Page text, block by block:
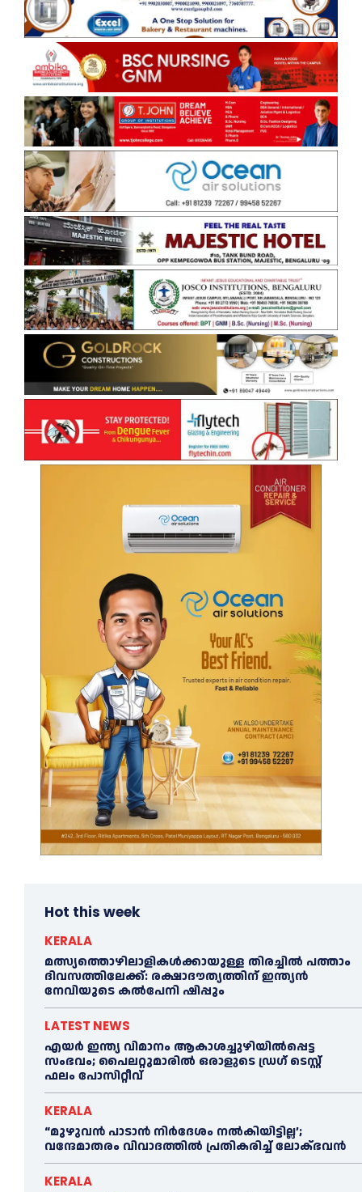
Hot this week
KERALA
മത്സ്യത്തൊഴിലാളികള്‍ക്കായുള്ള തിരച്ചില്‍ പത്താം
ദിവസത്തിലേക്ക്: രക്ഷാദൗത്യത്തിന് ഇന്ത്യൻ
നേവിയുടെ കല്‍പേനി ഷിപ്പും
LATEST NEWS
എയര്‍ ഇന്ത്യ വിമാനം ആകാശച്ചുഴിയില്‍പ്പെട്ട
സംഭവം; പൈലറ്റുമാരില്‍ ഒരാളുടെ ഡ്രഗ് ടെസ്റ്റ്
ഫലം പോസിറ്റീവ്
KERALA
“മുഴുവൻ പാടാൻ നിര്‍ദേശം നല്‍കിയിട്ടില്ല’;
വന്ദേമാതരം വിവാദത്തില്‍ പ്രതികരിച്ച്‌ ലോക്ഭവൻ
KERALA